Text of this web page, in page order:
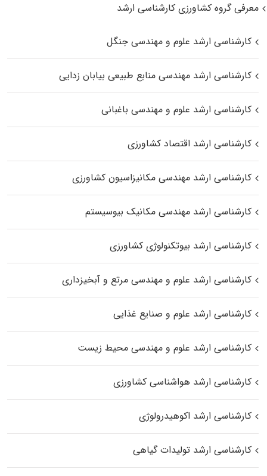
معرفی گروه کشاورزی کارشناسی ارشد
کارشناسی ارشد علوم و مهندسی جنگل
کارشناسی ارشد مهندسی منابع طبیعی بیابان زدایی
کارشناسی ارشد علوم و مهندسی باغبانی
کارشناسی ارشد اقتصاد کشاورزی
کارشناسی ارشد مهندسی مکانیزاسیون کشاورزی
کارشناسی ارشد مهندسی مکانیک بیوسیستم
کارشناسی ارشد بیوتکنولوژی کشاورزی
کارشناسی ارشد علوم و مهندسی مرتع و آبخیزداری
کارشناسی ارشد علوم و صنایع غذایی
کارشناسی ارشد علوم و مهندسی محیط زیست
کارشناسی ارشد هواشناسی کشاورزی
کارشناسی ارشد اکوهیدرولوژی
کارشناسی ارشد تولیدات گیاهی